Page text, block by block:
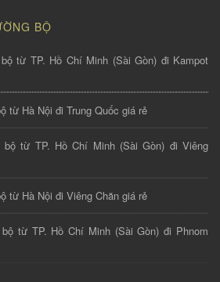
BỘ
từ TP. Hồ Chí Minh (Sài Gòn) đi Kampot
từ Hà Nội đi Trung Quốc giá rẻ
từ TP. Hồ Chí Minh (Sài Gòn) đi Viêng
từ Hà Nội đi Viêng Chăn giá rẻ
từ TP. Hồ Chí Minh (Sài Gòn) đi Phnom